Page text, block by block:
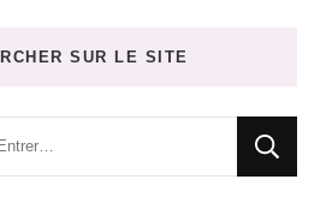
SUR LE SITE